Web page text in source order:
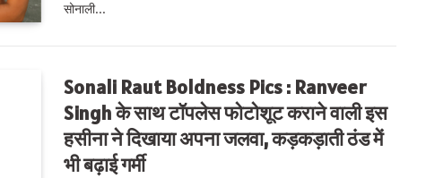
सोनाली…
Sonali Raut Boldness Pics : Ranveer
Singh के साथ टॉपलेस फोटोशूट कराने वाली इस
हसीना ने दिखाया अपना जलवा, कड़कड़ाती ठंड में
भी बढ़ाई गर्मी